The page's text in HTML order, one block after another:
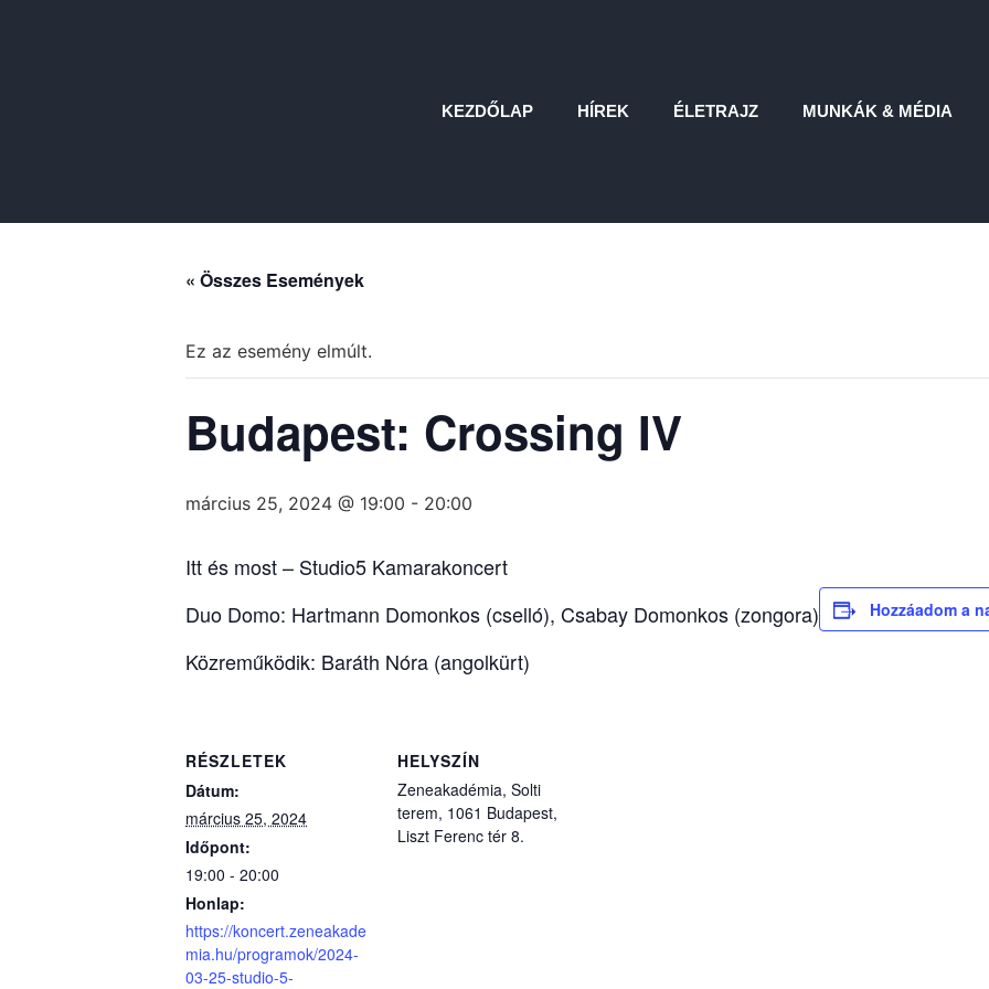
KEZDŐLAP HÍREK ÉLETRAJZ MUNKÁK & MÉDIA
« Összes Események
Ez az esemény elmúlt.
Budapest: Crossing IV
március 25, 2024 @ 19:00 - 20:00
Itt és most – Studio5 Kamarakoncert
Duo Domo: Hartmann Domonkos (cselló), Csabay Domonkos (zongora)
Közreműködik: Baráth Nóra (angolkürt)
Hozzáadom a
RÉSZLETEK
Dátum:
március 25, 2024
Időpont:
19:00 - 20:00
Honlap:
https://koncert.zeneakade
mia.hu/programok/2024-
03-25-studio-5-
HELYSZÍN
Zeneakadémia, Solti
terem, 1061 Budapest,
Liszt Ferenc tér 8.